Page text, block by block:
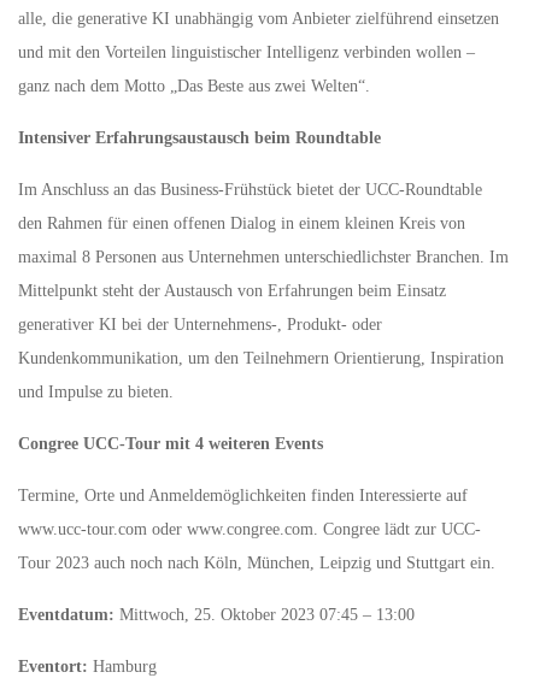
alle, die generative KI unabhängig vom Anbieter zielführend einsetzen
und mit den Vorteilen linguistischer Intelligenz verbinden wollen –
ganz nach dem Motto „Das Beste aus zwei Welten“.
Intensiver Erfahrungsaustausch beim Roundtable
Im Anschluss an das Business-Frühstück bietet der UCC-Roundtable
den Rahmen für einen offenen Dialog in einem kleinen Kreis von
maximal 8 Personen aus Unternehmen unterschiedlichster Branchen. Im
Mittelpunkt steht der Austausch von Erfahrungen beim Einsatz
generativer KI bei der Unternehmens-, Produkt- oder
Kundenkommunikation, um den Teilnehmern Orientierung, Inspiration
und Impulse zu bieten.
Congree UCC-Tour mit 4 weiteren Events
Termine, Orte und Anmeldemöglichkeiten finden Interessierte auf
www.ucc-tour.com oder www.congree.com. Congree lädt zur UCC-
Tour 2023 auch noch nach Köln, München, Leipzig und Stuttgart ein.
Eventdatum: Mittwoch, 25. Oktober 2023 07:45 – 13:00
Eventort: Hamburg